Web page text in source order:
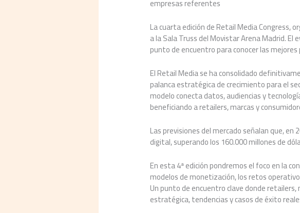
empresas referentes
La cuarta edición de Retail Media Congress,
a la Sala Truss del Movistar Arena Madrid.
punto de encuentro para conocer las
El Retail Media se ha consolidado
palanca estratégica de crecimiento para el
modelo conecta datos, audiencias y
beneficiando a retailers, marcas y
Las previsiones del mercado señalan que, en
digital, superando los 160.000 millones de
En esta 4ª edición pondremos el foco en la
modelos de monetización, los retos
Un punto de encuentro clave donde
estratégica, tendencias y casos de éxito